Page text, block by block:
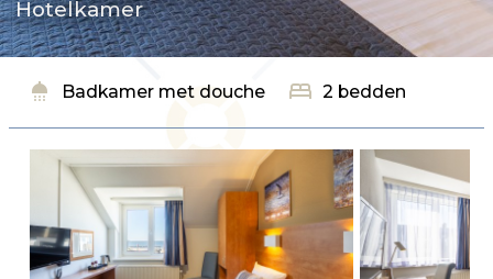
Klantenservice
Veelgestelde vragen
Contact
Route
Hotelkamer
shower Badkamer met douche bed 2 bedden